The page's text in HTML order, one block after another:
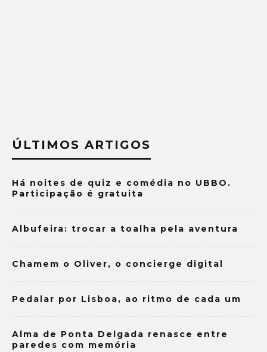
ÚLTIMOS ARTIGOS
Há noites de quiz e comédia no UBBO.
Participação é gratuita
Albufeira: trocar a toalha pela aventura
Chamem o Oliver, o concierge digital
Pedalar por Lisboa, ao ritmo de cada um
Alma de Ponta Delgada renasce entre
paredes com memória